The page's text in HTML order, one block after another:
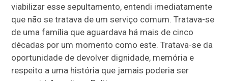
viabilizar esse sepultamento, entendi imediatamente
que não se tratava de um serviço comum. Tratava-se
de uma família que aguardava há mais de cinco
décadas por um momento como este. Tratava-se da
oportunidade de devolver dignidade, memória e
respeito a uma história que jamais poderia ser